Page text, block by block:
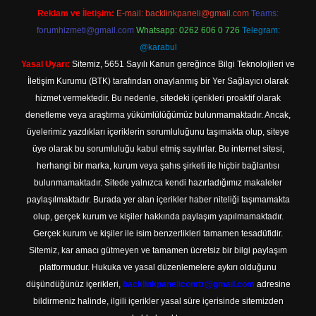
Reklam ve İletişim: E-mail: backlinkpaneli@gmail.com Teams:
forumhizmeti@gmail.com Whatsapp: 0262 606 0 726 Telegram:
@karabul
Yasal Uyarı: Sitemiz, 5651 Sayılı Kanun gereğince Bilgi Teknolojileri ve
İletişim Kurumu (BTK) tarafından onaylanmış bir Yer Sağlayıcı olarak
hizmet vermektedir. Bu nedenle, sitedeki içerikleri proaktif olarak
denetleme veya araştırma yükümlülüğümüz bulunmamaktadır. Ancak,
üyelerimiz yazdıkları içeriklerin sorumluluğunu taşımakta olup, siteye
üye olarak bu sorumluluğu kabul etmiş sayılırlar. Bu internet sitesi,
herhangi bir marka, kurum veya şahıs şirketi ile hiçbir bağlantısı
bulunmamaktadır. Sitede yalnızca kendi hazırladığımız makaleler
paylaşılmaktadır. Burada yer alan içerikler haber niteliği taşımamakta
olup, gerçek kurum ve kişiler hakkında paylaşım yapılmamaktadır.
Gerçek kurum ve kişiler ile isim benzerlikleri tamamen tesadüfidir.
Sitemiz, kar amacı gütmeyen ve tamamen ücretsiz bir bilgi paylaşım
platformudur. Hukuka ve yasal düzenlemelere aykırı olduğunu
düşündüğünüz içerikleri, backlinkpanelicomtr@gmail.com adresine
bildirmeniz halinde, ilgili içerikler yasal süre içerisinde sitemizden